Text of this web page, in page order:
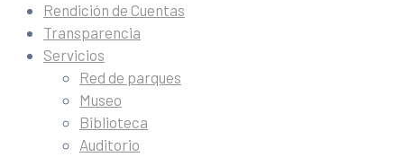
Rendición de Cuentas
Transparencia
Servicios
Red de parques
Museo
Biblioteca
Auditorio